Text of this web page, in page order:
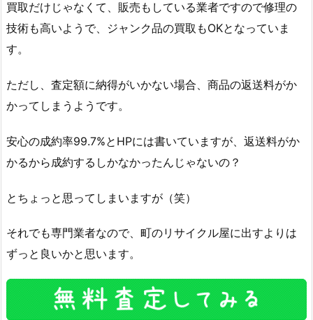
買取だけじゃなくて、販売もしている業者ですので修理の
技術も高いようで、ジャンク品の買取もOKとなっていま
す。
ただし、査定額に納得がいかない場合、商品の返送料がか
かってしまうようです。
安心の成約率99.7%とHPには書いていますが、返送料がか
かるから成約するしかなかったんじゃないの？
とちょっと思ってしまいますが（笑）
それでも専門業者なので、町のリサイクル屋に出すよりは
ずっと良いかと思います。